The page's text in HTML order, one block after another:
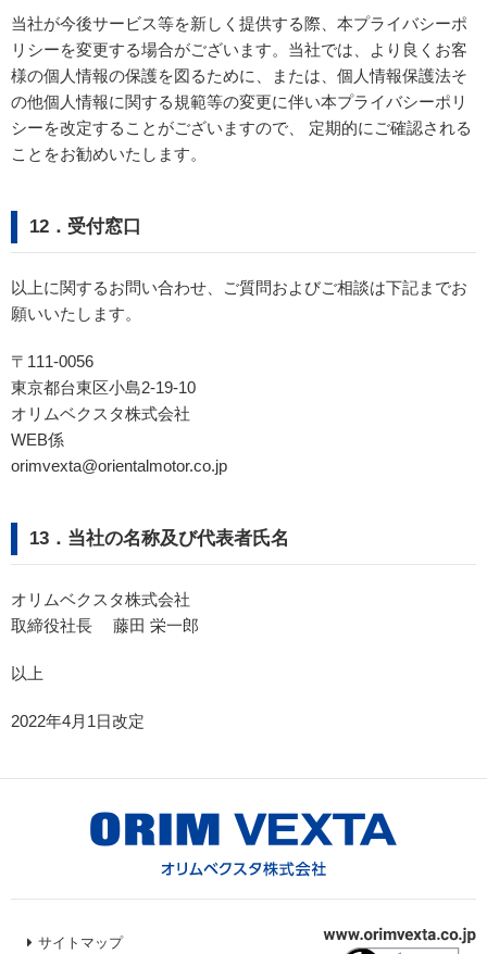
当社が今後サービス等を新しく提供する際、本プライバシーポ
リシーを変更する場合がございます。当社では、より良くお客
様の個人情報の保護を図るために、または、個人情報保護法そ
の他個人情報に関する規範等の変更に伴い本プライバシーポリ
シーを改定することがございますので、 定期的にご確認される
ことをお勧めいたします。
12．受付窓口
以上に関するお問い合わせ、ご質問およびご相談は下記までお
願いいたします。
〒111-0056
東京都台東区小島2-19-10
オリムベクスタ株式会社
WEB係
orimvexta@orientalmotor.co.jp
13．当社の名称及び代表者氏名
オリムベクスタ株式会社
取締役社長 藤田 栄一郎
以上
2022年4月1日改定
サイトマップ